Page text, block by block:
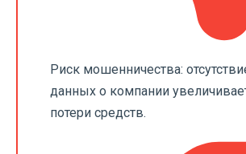
Риск мошенничества:
данных о компании
потери средств.